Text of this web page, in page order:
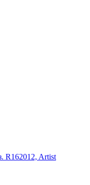
R162012, Artist